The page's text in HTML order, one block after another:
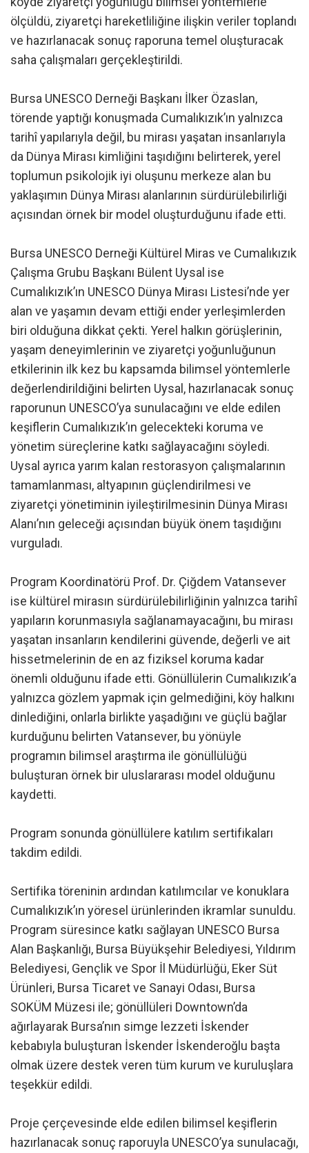
ölçüldü, ziyaretçi hareketliliğine ilişkin veriler toplandı
ve hazırlanacak sonuç raporuna temel oluşturacak
saha çalışmaları gerçekleştirildi.
Bursa UNESCO Derneği Başkanı İlker Özaslan,
törende yaptığı konuşmada Cumalıkızık’ın yalnızca
tarihî yapılarıyla değil, bu mirası yaşatan insanlarıyla
da Dünya Mirası kimliğini taşıdığını belirterek, yerel
toplumun psikolojik iyi oluşunu merkeze alan bu
yaklaşımın Dünya Mirası alanlarının sürdürülebilirliği
açısından örnek bir model oluşturduğunu ifade etti.
Bursa UNESCO Derneği Kültürel Miras ve Cumalıkızık
Çalışma Grubu Başkanı Bülent Uysal ise
Cumalıkızık’ın UNESCO Dünya Mirası Listesi’nde yer
alan ve yaşamın devam ettiği ender yerleşimlerden
biri olduğuna dikkat çekti. Yerel halkın görüşlerinin,
yaşam deneyimlerinin ve ziyaretçi yoğunluğunun
etkilerinin ilk kez bu kapsamda bilimsel yöntemlerle
değerlendirildiğini belirten Uysal, hazırlanacak sonuç
raporunun UNESCO’ya sunulacağını ve elde edilen
keşiflerin Cumalıkızık’ın gelecekteki koruma ve
yönetim süreçlerine katkı sağlayacağını söyledi.
Uysal ayrıca yarım kalan restorasyon çalışmalarının
tamamlanması, altyapının güçlendirilmesi ve
ziyaretçi yönetiminin iyileştirilmesinin Dünya Mirası
Alanı’nın geleceği açısından büyük önem taşıdığını
vurguladı.
Program Koordinatörü Prof. Dr. Çiğdem Vatansever
ise kültürel mirasın sürdürülebilirliğinin yalnızca tarihî
yapıların korunmasıyla sağlanamayacağını, bu mirası
yaşatan insanların kendilerini güvende, değerli ve ait
hissetmelerinin de en az fiziksel koruma kadar
önemli olduğunu ifade etti. Gönüllülerin Cumalıkızık’a
yalnızca gözlem yapmak için gelmediğini, köy halkını
dinlediğini, onlarla birlikte yaşadığını ve güçlü bağlar
kurduğunu belirten Vatansever, bu yönüyle
programın bilimsel araştırma ile gönüllülüğü
buluşturan örnek bir uluslararası model olduğunu
kaydetti.
Program sonunda gönüllülere katılım sertifikaları
takdim edildi.
Sertifika töreninin ardından katılımcılar ve konuklara
Cumalıkızık’ın yöresel ürünlerinden ikramlar sunuldu.
Program süresince katkı sağlayan UNESCO Bursa
Alan Başkanlığı, Bursa Büyükşehir Belediyesi, Yıldırım
Belediyesi, Gençlik ve Spor İl Müdürlüğü, Eker Süt
Ürünleri, Bursa Ticaret ve Sanayi Odası, Bursa
SOKÜM Müzesi ile; gönüllüleri Downtown’da
ağırlayarak Bursa’nın simge lezzeti İskender
kebabıyla buluşturan İskender İskenderoğlu başta
olmak üzere destek veren tüm kurum ve kuruluşlara
teşekkür edildi.
Proje çerçevesinde elde edilen bilimsel keşiflerin
hazırlanacak sonuç raporuyla UNESCO’ya sunulacağı,